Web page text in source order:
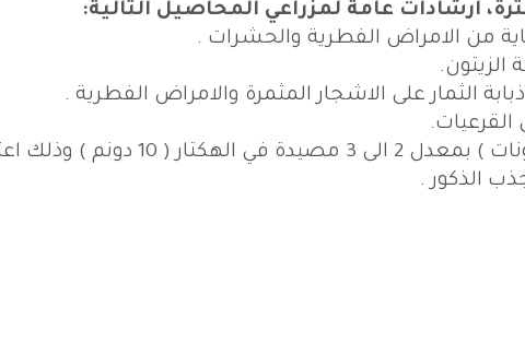
ارشادات عامة لمزراعي المحاصيل التالية:
5 - استخدام المصائد الجنسية ( الفرمونات ) بمعدل 2 الى 3 مصيدة في الهكتار (
الذكور .